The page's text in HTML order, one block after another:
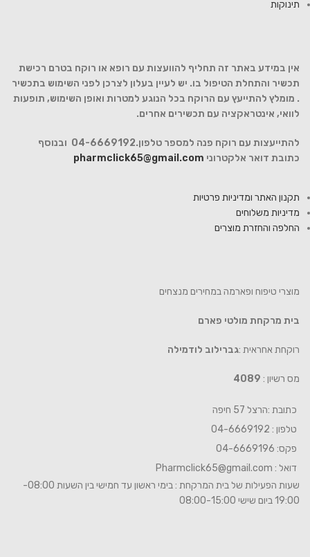
תינוקות
אין במידע באתר זה תחליף להוועצות עם רופא או רוקח בטרם רכישת
תכשיר והתחלת הטיפול בו. יש לעיין בעלון לצרכן לפני השימוש בתכשיר
. מומלץ להתייעץ עם הרוקח בכל הנוגע למטרות ואופן השימוש, תופעות
לוואי, אינטראקציה עם תכשירים אחרים.
להתייעצות עם רוקח פנה למספר טלפון.04-6669192 ובנוסף
כתובת דואר אלקטרוני pharmclick65@gmail.com
תקנון האתר ומדיניות פרטיות
מדיניות משלוחים
החלפה והחזרת מוצרים
מוצרי טיפוח ופארמה במחירים מנצחים
בית מרקחת מולטי פארם
רוקחת אחראית :גברילוב לודמילה
מס רשיון : 4089
כתובת :הרצל 57 חיפה
טלפון : 04-6669192
פקס: 04-6669196
דואל : Pharmclick65@gmail.com
שעות הפעילות של בית המרקחת : בימי ראשון עד חמישי בין השעות 08:00-
19:00 ביום שישי 08:00-15:00